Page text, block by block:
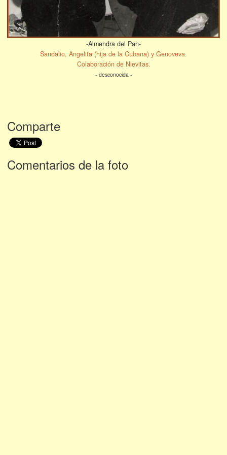
-Almendra del Pan-
Sandalio, Angelita (hija de la Cubana) y Genoveva.
Colaboración de Nievitas.
- desconocida -
Comparte
Comentarios de la foto